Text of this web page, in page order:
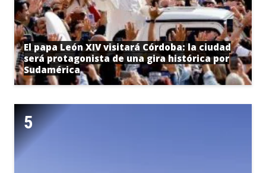
El papa León XIV visitará Córdoba: la ciudad
será protagonista de una gira histórica por
Sudamérica